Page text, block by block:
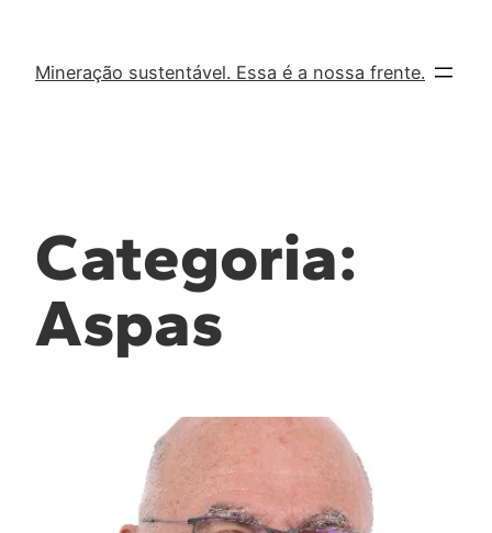
Mineração sustentável. Essa é a nossa frente.
Categoria:
Aspas